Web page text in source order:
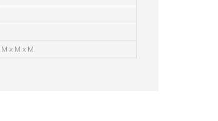
M x M x M